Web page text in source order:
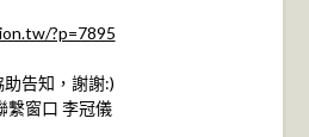
?p=7895
告知，謝謝:)
繫窗口 李冠儀